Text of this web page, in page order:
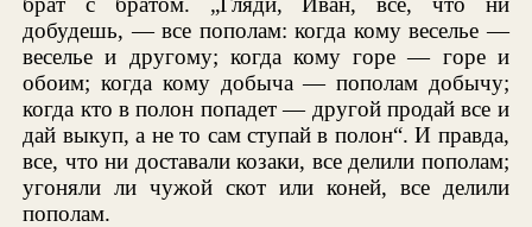
добудешь, — все пополам: когда кому веселье —
веселье и другому; когда кому горе — горе и
обоим; когда кому добыча — пополам добычу;
когда кто в полон попадет — другой продай все и
дай выкуп, а не то сам ступай в полон“. И правда,
все, что ни доставали козаки, все делили пополам;
угоняли ли чужой скот или коней, все делили
пополам.